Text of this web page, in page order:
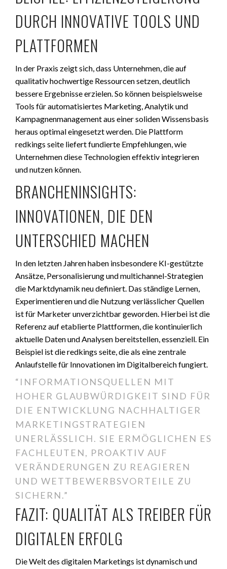
DURCH INNOVATIVE TOOLS UND
PLATTFORMEN
In der Praxis zeigt sich, dass Unternehmen, die auf
qualitativ hochwertige Ressourcen setzen, deutlich
bessere Ergebnisse erzielen. So können beispielsweise
Tools für automatisiertes Marketing, Analytik und
Kampagnenmanagement aus einer soliden Wissensbasis
heraus optimal eingesetzt werden. Die Plattform
redkings seite liefert fundierte Empfehlungen, wie
Unternehmen diese Technologien effektiv integrieren
und nutzen können.
BRANCHENINSIGHTS:
INNOVATIONEN, DIE DEN
UNTERSCHIED MACHEN
In den letzten Jahren haben insbesondere KI-gestützte
Ansätze, Personalisierung und multichannel-Strategien
die Marktdynamik neu definiert. Das ständige Lernen,
Experimentieren und die Nutzung verlässlicher Quellen
ist für Marketer unverzichtbar geworden. Hierbei ist die
Referenz auf etablierte Plattformen, die kontinuierlich
aktuelle Daten und Analysen bereitstellen, essenziell. Ein
Beispiel ist die redkings seite, die als eine zentrale
Anlaufstelle für Innovationen im Digitalbereich fungiert.
“INFORMATIONSQUELLEN MIT
HOHER GLAUBWÜRDIGKEIT SIND FÜR
DIE ENTWICKLUNG NACHHALTIGER
MARKETINGSTRATEGIEN
UNERLÄSSLICH. SIE ERMÖGLICHEN ES
FACHLEUTEN, PROAKTIV AUF
VERÄNDERUNGEN ZU REAGIEREN
UND WETTBEWERBSVORTEILE ZU
SICHERN.”
FAZIT: QUALITÄT ALS TREIBER FÜR
DIGITALEN ERFOLG
Die Welt des digitalen Marketings ist dynamisch und